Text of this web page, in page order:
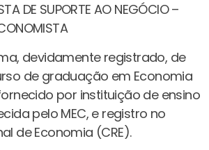
DE SUPORTE AO NEGÓCIO –
devidamente registrado, de
de graduação em Economia
por instituição de ensino
pelo MEC, e registro no
de Economia (CRE).